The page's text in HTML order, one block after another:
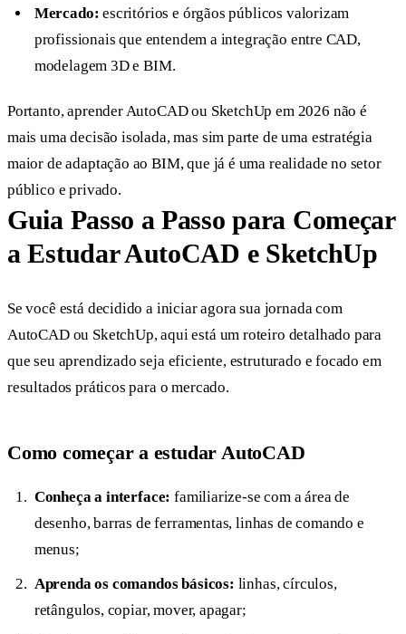
Mercado: escritórios e órgãos públicos valorizam
profissionais que entendem a integração entre CAD,
modelagem 3D e BIM.
Portanto, aprender AutoCAD ou SketchUp em 2026 não é
mais uma decisão isolada, mas sim parte de uma estratégia
maior de adaptação ao BIM, que já é uma realidade no setor
público e privado.
Guia Passo a Passo para Começar
a Estudar AutoCAD e SketchUp
Se você está decidido a iniciar agora sua jornada com
AutoCAD ou SketchUp, aqui está um roteiro detalhado para
que seu aprendizado seja eficiente, estruturado e focado em
resultados práticos para o mercado.
Como começar a estudar AutoCAD
Conheça a interface: familiarize-se com a área de
desenho, barras de ferramentas, linhas de comando e
menus;
Aprenda os comandos básicos: linhas, círculos,
retângulos, copiar, mover, apagar;